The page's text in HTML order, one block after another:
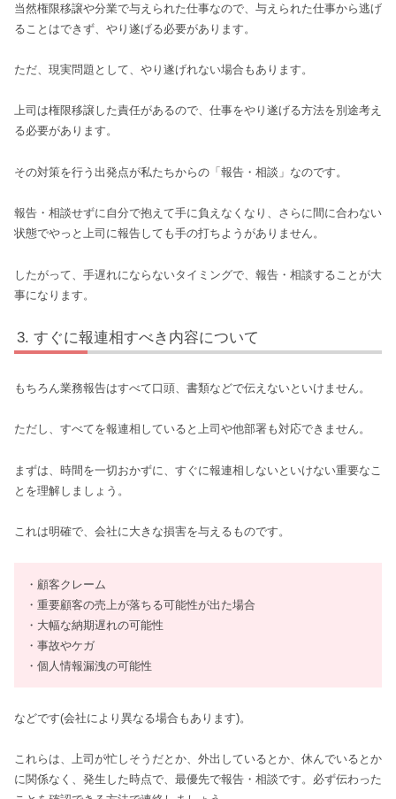
当然権限移譲や分業で与えられた仕事なので、与えられた仕事から逃げ
ることはできず、やり遂げる必要があります。
ただ、現実問題として、やり遂げれない場合もあります。
上司は権限移譲した責任があるので、仕事をやり遂げる方法を別途考え
る必要があります。
その対策を行う出発点が私たちからの「報告・相談」なのです。
報告・相談せずに自分で抱えて手に負えなくなり、さらに間に合わない
状態でやっと上司に報告しても手の打ちようがありません。
したがって、手遅れにならないタイミングで、報告・相談することが大
事になります。
すぐに報連相すべき内容について
もちろん業務報告はすべて口頭、書類などで伝えないといけません。
ただし、すべてを報連相していると上司や他部署も対応できません。
まずは、時間を一切おかずに、すぐに報連相しないといけない重要なこ
とを理解しましょう。
これは明確で、会社に大きな損害を与えるものです。
・顧客クレーム
・重要顧客の売上が落ちる可能性が出た場合
・大幅な納期遅れの可能性
・事故やケガ
・個人情報漏洩の可能性
などです(会社により異なる場合もあります)。
これらは、上司が忙しそうだとか、外出しているとか、休んでいるとか
に関係なく、発生した時点で、最優先で報告・相談です。必ず伝わった